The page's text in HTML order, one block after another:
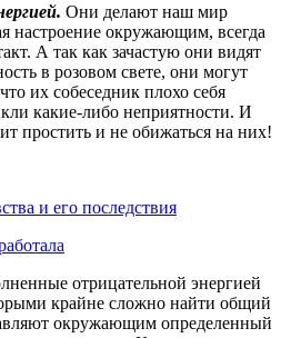
Они делают наш мир
настроение окружающим, всегда
А так как зачастую они видят
в розовом свете, они могут
их собеседник плохо себя
какие-либо неприятности. И
простить и не обижаться на них!
и его последствия
отрицательной энергией
крайне сложно найти общий
окружающим определенный